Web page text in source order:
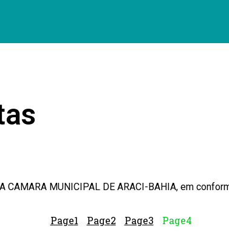
CAMARA MUNICIPAL DE ARACI-BAHIA, em
Page1 Page2 Page3 Page4